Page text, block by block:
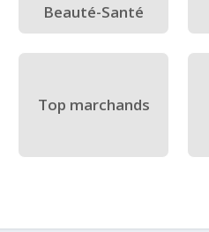
Beauté-Santé
Top marchands